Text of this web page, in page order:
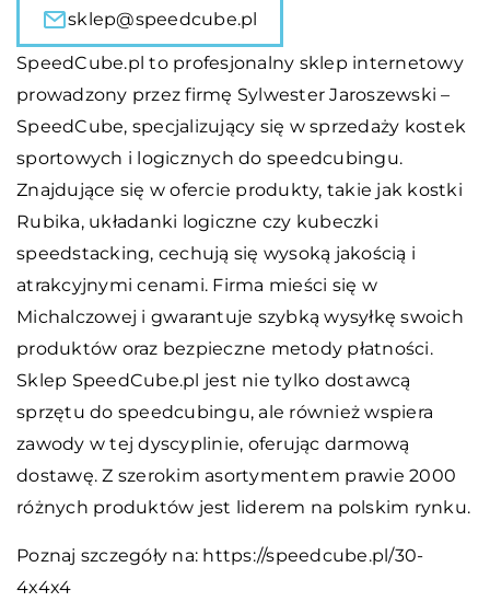
sklep@speedcube.pl
SpeedCube.pl to profesjonalny sklep internetowy
prowadzony przez firmę Sylwester Jaroszewski –
SpeedCube, specjalizujący się w sprzedaży kostek
sportowych i logicznych do speedcubingu.
Znajdujące się w ofercie produkty, takie jak kostki
Rubika, układanki logiczne czy kubeczki
speedstacking, cechują się wysoką jakością i
atrakcyjnymi cenami. Firma mieści się w
Michalczowej i gwarantuje szybką wysyłkę swoich
produktów oraz bezpieczne metody płatności.
Sklep SpeedCube.pl jest nie tylko dostawcą
sprzętu do speedcubingu, ale również wspiera
zawody w tej dyscyplinie, oferując darmową
dostawę. Z szerokim asortymentem prawie 2000
różnych produktów jest liderem na polskim rynku.
Poznaj szczegóły na: https://speedcube.pl/30-
4x4x4